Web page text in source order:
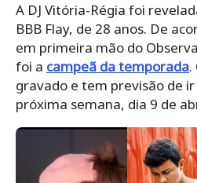
A DJ Vitória-Régia foi
BBB Flay, de 28 anos. De
em primeira mão do
foi a campeã da temporada.
gravado e tem previsão de
próxima semana, dia 9 de